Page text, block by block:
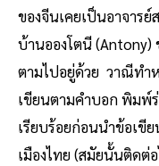
ของจีนเคยเป็นอาจา
บ้านอองโตนี
ตามไปอยู่ด้วย วาณีทำ
เขียนตามคำบอก พิมพ์
เรียบร้อยก่อนนำข้อเขี
เมืองไทย (สมัยนั้นติดต่